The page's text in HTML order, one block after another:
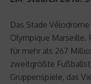
Das Stade
Olympique Marseille.
für mehr als 267
zweitgrößte
Gruppenspiele, das